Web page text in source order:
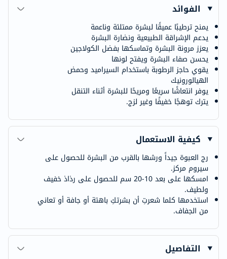
الفوائد
يمنح ترطيبًا عميقًا لبشرة ممتلئة وناعمة
يدعم الإشراقة الطبيعية ونضارة البشرة
يعزز مرونة البشرة وتماسكها بفضل الكولاجين
يحسن صفاء البشرة ويفتح لونها
يقوي حاجز الرطوبة باستخدام السيراميد وحمض
الهيالورونيك
يوفر انتعاشًا سريعًا ومريحًا للبشرة أثناء التنقل
يترك توهجًا خفيفًا وغير لزج.
كيفية الاستعمال
رج العبوة جيداً ورشها بالقرب من البشرة للحصول على
سيروم مركز.
امسكها على بعد 10-20 سم للحصول على رذاذ خفيف
ولطيف.
استخدمها كلما شعرتِ أن بشرتكِ باهتة أو جافة أو تعاني
من الجفاف.
التفاصيل